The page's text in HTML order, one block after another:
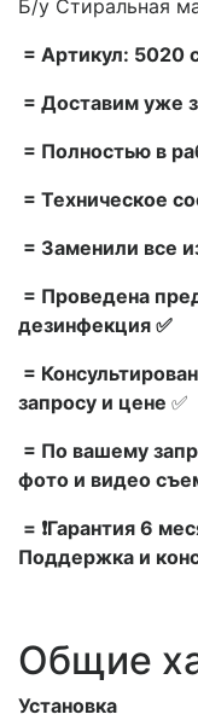
Б/у Стиральная
= Артикул: 5020
= Доставим уже
= Полностью в
= Техническое
= Заменили все
= Проведена
дезинфекция ✅
=
запросу и цене ✅
= По вашему
фото и видео
= ❗Гарантия 6
Поддержка и
Общие
Установка